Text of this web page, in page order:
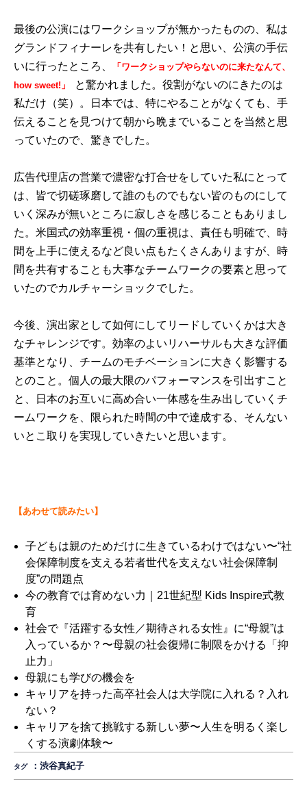
最後の公演にはワークショップが無かったものの、私は
グランドフィナーレを共有したい！と思い、公演の手伝
いに行ったところ、
「ワークショップやらないのに来たなんて、
how sweet!」
と驚かれました。役割がないのにきたのは
私だけ（笑）。日本では、特にやることがなくても、手
伝えることを見つけて朝から晩までいることを当然と思
っていたので、驚きでした。
広告代理店の営業で濃密な打合せをしていた私にとって
は、皆で切磋琢磨して誰のものでもない皆のものにして
いく深みが無いところに寂しさを感じることもありまし
た。米国式の効率重視・個の重視は、責任も明確で、時
間を上手に使えるなど良い点もたくさんありますが、時
間を共有することも大事なチームワークの要素と思って
いたのでカルチャーショックでした。
今後、演出家として如何にしてリードしていくかは大き
なチャレンジです。効率のよいリハーサルも大きな評価
基準となり、チームのモチベーションに大きく影響する
とのこと。個人の最大限のパフォーマンスを引出すこと
と、日本のお互いに高め合い一体感を生み出していくチ
ームワークを、限られた時間の中で達成する、そんない
いとこ取りを実現していきたいと思います。
【あわせて読みたい】
子どもは親のためだけに生きているわけではない〜“社
会保障制度を支える若者世代を支えない社会保障制
度”の問題点
今の教育では育めない力｜21世紀型 Kids Inspire式教
育
社会で『活躍する女性／期待される女性』に“母親”は
入っているか？〜母親の社会復帰に制限をかける「抑
止力」
母親にも学びの機会を
キャリアを持った高卒社会人は大学院に入れる？入れ
ない？
キャリアを捨て挑戦する新しい夢〜人生を明るく楽し
くする演劇体験〜
タグ ：渋谷真紀子